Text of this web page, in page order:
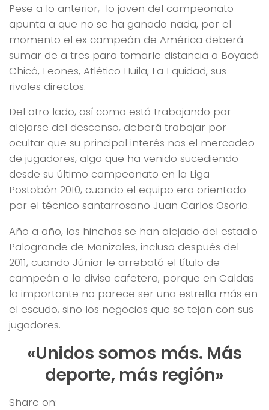
Pese a lo anterior, lo joven del campeonato
apunta a que no se ha ganado nada, por el
momento el ex campeón de América deberá
sumar de a tres para tomarle distancia a Boyacá
Chicó, Leones, Atlético Huila, La Equidad, sus
rivales directos.
Del otro lado, así como está trabajando por
alejarse del descenso, deberá trabajar por
ocultar que su principal interés nos el mercadeo
de jugadores, algo que ha venido sucediendo
desde su último campeonato en la Liga
Postobón 2010, cuando el equipo era orientado
por el técnico santarrosano Juan Carlos Osorio.
Año a año, los hinchas se han alejado del estadio
Palogrande de Manizales, incluso después del
2011, cuando Júnior le arrebató el título de
campeón a la divisa cafetera, porque en Caldas
lo importante no parece ser una estrella más en
el escudo, sino los negocios que se tejan con sus
jugadores.
«Unidos somos más. Más
deporte, más región»
Share on: